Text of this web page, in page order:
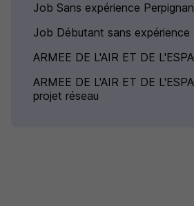
Job Sans expérience Perpignan
Job Débutant sans expérience
ARMEE DE L'AIR ET DE
ARMEE DE L'AIR ET DE
projet réseau